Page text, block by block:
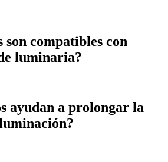
que automatiza el encendido según la
Los sistemas de control avanzado
horaria y gestión remota,
en proyectos complejos.
son compatibles con
luminaria?
de las normas técnicas (NEMA, IP,
eléctricas de cada fabricante.
ficha técnica de la luminaria antes de
ayudan a prolongar la